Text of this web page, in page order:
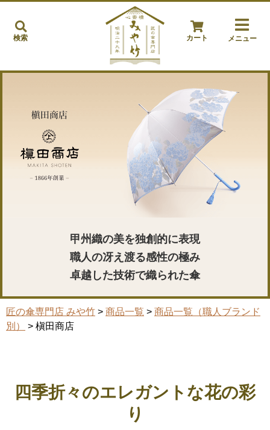
検索 カート メニュー
甲州織の美を独創的に表現
職人の冴え渡る感性の極み
卓越した技術で織られた傘
匠の傘専門店 みや竹 > 商品一覧 > 商品一覧（職人ブランド
別）
> 槇田商店
四季折々のエレガントな花の彩
り